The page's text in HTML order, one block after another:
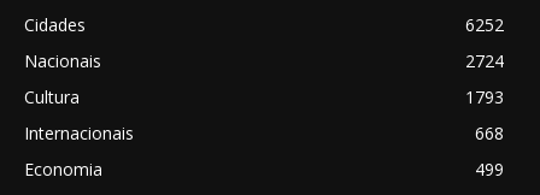
Cidades
6252
Nacionais
2724
Cultura
1793
Internacionais
668
Economia
499